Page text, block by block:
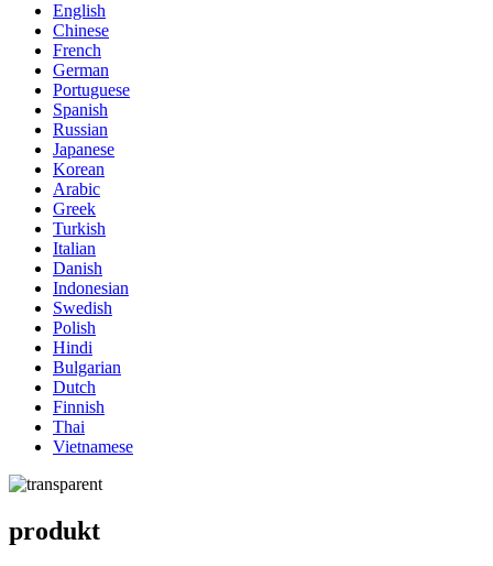
English
Chinese
French
German
Portuguese
Spanish
Russian
Japanese
Korean
Arabic
Greek
Turkish
Italian
Danish
Indonesian
Swedish
Polish
Hindi
Bulgarian
Dutch
Finnish
Thai
Vietnamese
produkt